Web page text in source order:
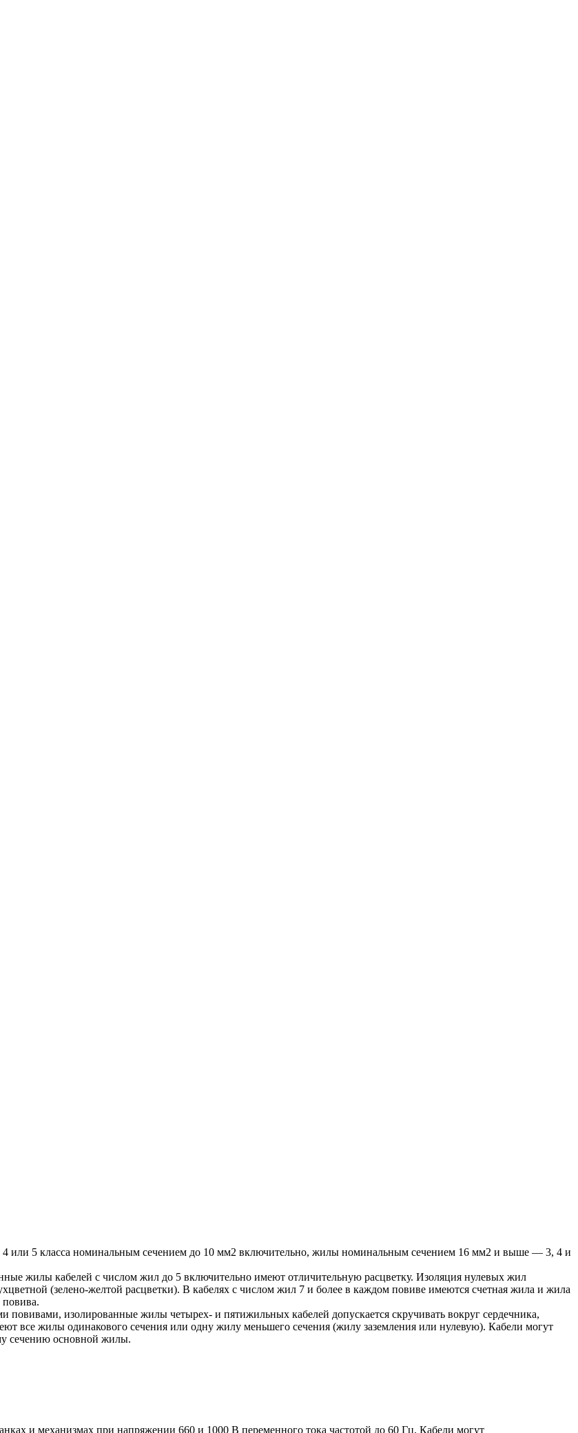
или 5 класса номинальным сечением до 10 мм2 включительно, жилы номинальным сечением 16 мм2 и выше — 3, 4 и
жилы кабелей с числом жил до 5 включительно имеют отличительную расцветку. Изоляция нулевых жил
(зелено-желтой расцветки). В кабелях с числом жил 7 и более в каждом повиве имеются счетная жила и жила
изолированные жилы четырех- и пятижильных кабелей допускается скручивать вокруг сердечника,
все жилы одинакового сечения или одну жилу меньшего сечения (жилу заземления или нулевую). Кабели могут
сечению основной жилы.
и механизмах при напряжении 660 и 1000 В переменного тока частотой до 60 Гц. Кабели могут